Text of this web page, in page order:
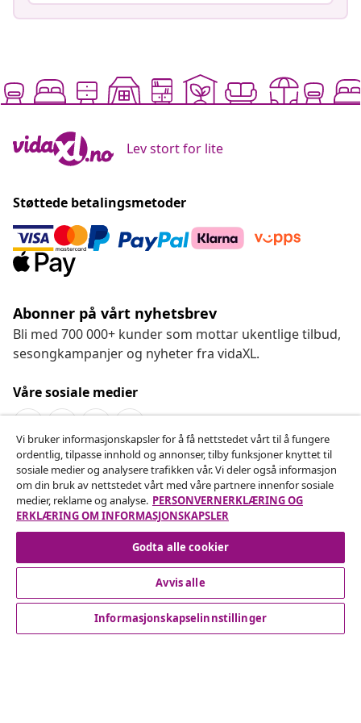
Lev stort for lite
Støttede betalingsmetoder
Abonner på vårt nyhetsbrev
Bli med 700 000+ kunder som mottar ukentlige tilbud,
sesongkampanjer og nyheter fra vidaXL.
Våre sosiale medier
Angre på kontrakten
Send inn en angrerett for bestillingen din.
Angre på kontrakten
Kundeservice
Vi bruker informasjonskapsler for å få nettstedet vårt til å fungere
ordentlig, tilpasse innhold og annonser, tilby funksjoner knyttet til
sosiale medier og analysere trafikken vår. Vi deler også informasjon
om din bruk av nettstedet vårt med våre partnere innenfor sosiale
medier, reklame og analyse. PERSONVERNERKLÆRING OG
ERKLÆRING OM INFORMASJONSKAPSLER
Godta alle cookier
Avvis alle
Informasjonskapselinnstillinger